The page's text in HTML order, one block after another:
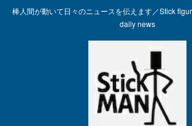
棒人間が動いて日々のニュースを伝えます／Stick
daily news